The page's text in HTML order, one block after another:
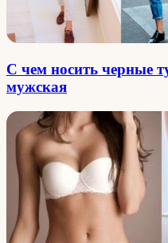
С чем носить черные
мужская